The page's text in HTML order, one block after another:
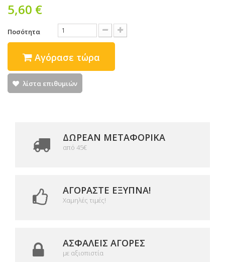
5,60 €
Ποσότητα
Αγόρασε τώρα
λίστα επιθυμιών
ΔΩΡΕΑΝ ΜΕΤΑΦΟΡΙΚΆ
από 45€
ΑΓΟΡΆΣΤΕ ΈΞΥΠΝΑ!
Χαμηλές τιμές!
ΑΣΦΑΛΕΊΣ ΑΓΟΡΈΣ
με αξιοπιστία